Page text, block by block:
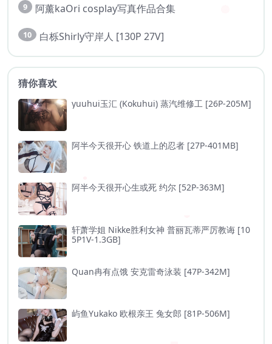
9 阿薰kaOri cosplay写真作品合集
10 白栎Shirly守岸人 [130P 27V]
猜你喜欢
yuuhui玉汇 (Kokuhui) 蒸汽维修工 [26P-205M]
阿半今天很开心 铁道上的忍者 [27P-401MB]
阿半今天很开心生或死 约尔 [52P-363M]
轩萧学姐 Nikke胜利女神 普丽瓦蒂严厉教诲 [10
5P1V-1.3GB]
Quan冉有点饿 安克雷奇泳装 [47P-342M]
屿鱼Yukako 欧根亲王 兔女郎 [81P-506M]